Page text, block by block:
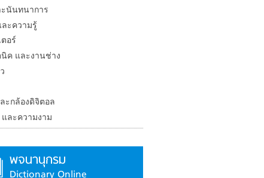
นันทนาการ
ะความรู้
อร์
นิค และงานช่าง
ะกล้องดิจิตอล
ละความงาม
พจนานุกรม